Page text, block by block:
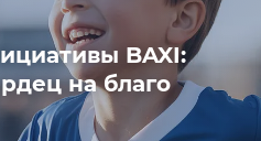
BAXI:
на благо